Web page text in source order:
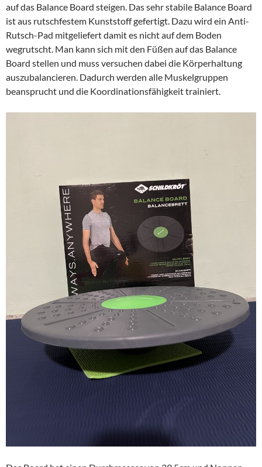
auf das Balance Board steigen. Das sehr stabile Balance Board
ist aus rutschfestem Kunststoff gefertigt. Dazu wird ein Anti-
Rutsch-Pad mitgeliefert damit es nicht auf dem Boden
wegrutscht. Man kann sich mit den Füßen auf das Balance
Board stellen und muss versuchen dabei die Körperhaltung
auszubalancieren. Dadurch werden alle Muskelgruppen
beansprucht und die Koordinationsfähigkeit trainiert.